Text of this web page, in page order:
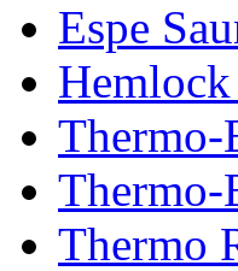
Espe
Thermo-
Thermo-
Thermo